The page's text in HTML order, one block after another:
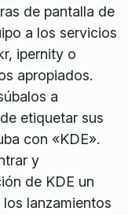
de pantalla de
a los servicios
ipernity o
apropiados.
a
etiquetar sus
con «KDE».
y
de KDE un
lanzamientos